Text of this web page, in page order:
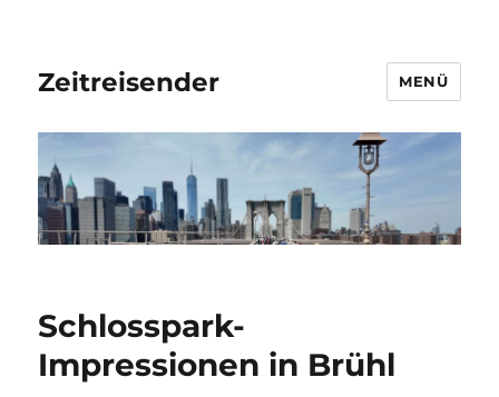
Zeitreisender MENÜ
Schlosspark-
Impressionen in Brühl